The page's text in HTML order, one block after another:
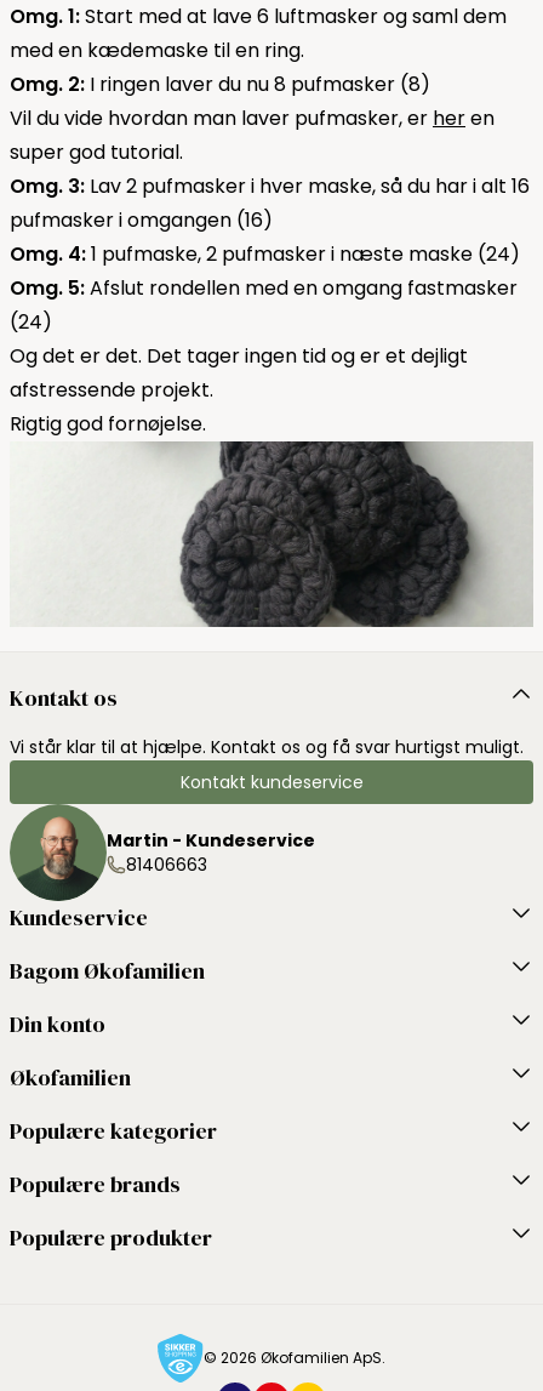
Omg. 1:Start med at lave 6 luftmasker og saml dem
med en kædemaske til en ring.
Omg. 2: I ringen laver du nu 8 pufmasker (8)
Vil du vide hvordan man laver pufmasker, er heren
super god tutorial.
Omg. 3: Lav 2 pufmasker i hver maske, så du har i alt 16
pufmasker i omgangen (16)
Omg. 4:1 pufmaske, 2 pufmasker i næste maske (24)
Omg. 5:Afslut rondellen med en omgang fastmasker
(24)
Og det er det. Det tager ingen tid og er et dejligt
afstressende projekt.
Rigtig god fornøjelse.
Kontakt os
Vi står klar til at hjælpe. Kontakt os og få svar hurtigst muligt.
Kontakt kundeservice
Martin - Kundeservice
81406663
Kundeservice
Bagom Økofamilien
Din konto
Økofamilien
Populære kategorier
Populære brands
Populære produkter
© 2026 Økofamilien ApS.